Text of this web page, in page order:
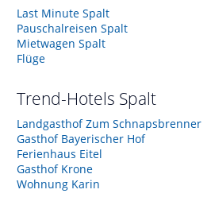
Last Minute Spalt
Pauschalreisen Spalt
Mietwagen Spalt
Flüge
Trend-Hotels Spalt
Landgasthof Zum Schnapsbrenner
Gasthof Bayerischer Hof
Ferienhaus Eitel
Gasthof Krone
Wohnung Karin